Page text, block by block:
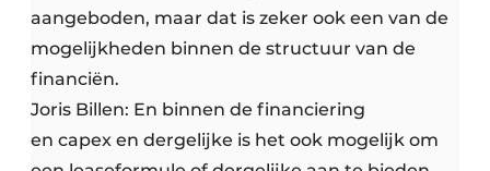
aangeboden, maar dat is zeker ook een van de
mogelijkheden binnen de structuur van de
financiën.
Joris Billen: En binnen de financiering
en capex en dergelijke is het ook mogelijk om